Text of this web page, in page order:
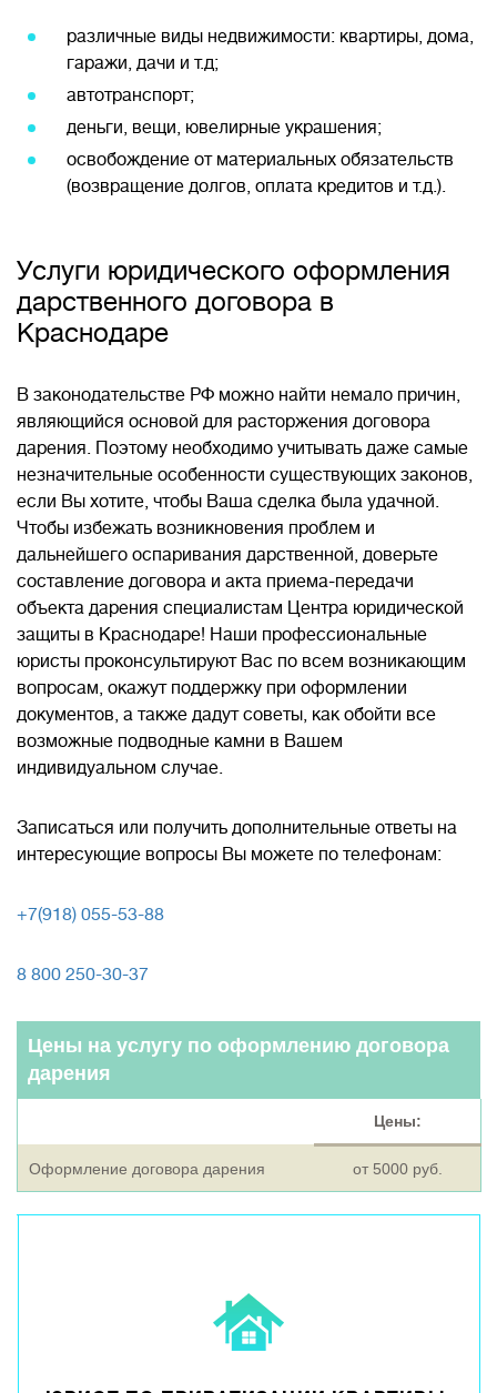
различные виды недвижимости: квартиры, дома,
гаражи, дачи и т.д;
автотранспорт;
деньги, вещи, ювелирные украшения;
освобождение от материальных обязательств
(возвращение долгов, оплата кредитов и т.д.).
Услуги юридического оформления
дарственного договора в
Краснодаре
В законодательстве РФ можно найти немало причин,
являющийся основой для расторжения договора
дарения. Поэтому необходимо учитывать даже самые
незначительные особенности существующих законов,
если Вы хотите, чтобы Ваша сделка была удачной.
Чтобы избежать возникновения проблем и
дальнейшего оспаривания дарственной, доверьте
составление договора и акта приема-передачи
объекта дарения специалистам Центра юридической
защиты в Краснодаре! Наши профессиональные
юристы проконсультируют Вас по всем возникающим
вопросам, окажут поддержку при оформлении
документов, а также дадут советы, как обойти все
возможные подводные камни в Вашем
индивидуальном случае.
Записаться или получить дополнительные ответы на
интересующие вопросы Вы можете по телефонам:
+7(918) 055-53-88
8 800 250-30-37
Цены на услугу по оформлению договора
дарения
Цены:
Оформление договора дарения от 5000 руб.